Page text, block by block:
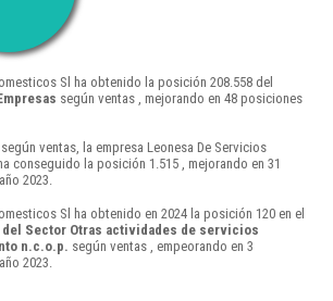
Sl ha obtenido la posición 208.558 del
según ventas , mejorando en 48 posiciones
según ventas, la empresa Leonesa De Servicios
conseguido la posición 1.515 , mejorando en 31
2023.
Sl ha obtenido en 2024 la posición 120 en el
del Sector Otras actividades de servicios
n.c.o.p. según ventas , empeorando en 3
2023.